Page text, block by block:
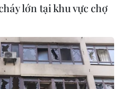
nỗ lực, nắm vững
hệ
trưởng Ngoại giao Phạm
giao Trung Quốc cho biết
Nam nỗ lực, nắm vững
lớn tại khu vực chợ